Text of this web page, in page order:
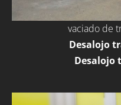
vaciado de
Desalojo
Desalojo